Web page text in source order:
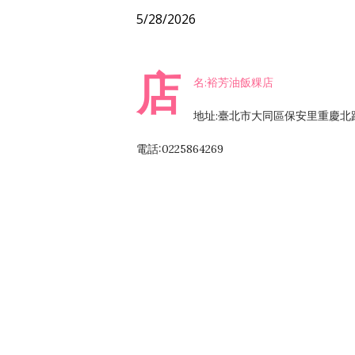
5/28/2026
店 名:裕芳油飯粿店
地址:臺北市大同區保安里重慶北
電話:0225864269